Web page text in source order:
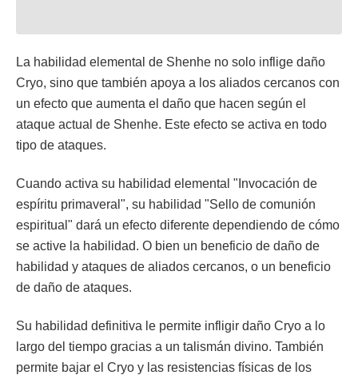
La habilidad elemental de Shenhe no solo inflige daño
Cryo, sino que también apoya a los aliados cercanos con
un efecto que aumenta el daño que hacen según el
ataque actual de Shenhe. Este efecto se activa en todo
tipo de ataques.
Cuando activa su habilidad elemental "Invocación de
espíritu primaveral", su habilidad "Sello de comunión
espiritual" dará un efecto diferente dependiendo de cómo
se active la habilidad. O bien un beneficio de daño de
habilidad y ataques de aliados cercanos, o un beneficio
de daño de ataques.
Su habilidad definitiva le permite infligir daño Cryo a lo
largo del tiempo gracias a un talismán divino. También
permite bajar el Cryo y las resistencias físicas de los